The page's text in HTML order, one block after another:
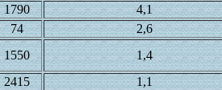
1790 4,1
74 2,6
1550 1,4
2415 1,1